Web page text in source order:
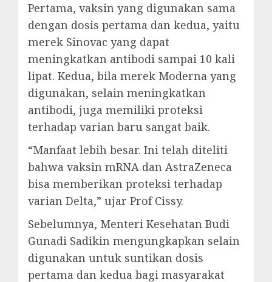
Pertama, vaksin yang digunakan sama
dengan dosis pertama dan kedua, yaitu
merek Sinovac yang dapat
meningkatkan antibodi sampai 10 kali
lipat. Kedua, bila merek Moderna yang
digunakan, selain meningkatkan
antibodi, juga memiliki proteksi
terhadap varian baru sangat baik.
“Manfaat lebih besar. Ini telah diteliti
bahwa vaksin mRNA dan AstraZeneca
bisa memberikan proteksi terhadap
varian Delta,” ujar Prof Cissy.
Sebelumnya, Menteri Kesehatan Budi
Gunadi Sadikin mengungkapkan selain
digunakan untuk suntikan dosis
pertama dan kedua bagi masyarakat